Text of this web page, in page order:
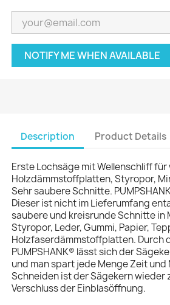
NOTIFY ME WHEN AVAILABLE
Description Product Details
Erste Lochsäge mit Wellenschliff
Holzdämmstoffplatten, Styropor,
Sehr saubere Schnitte.
Dieser ist nicht im Lieferumfang
saubere und kreisrunde Schnitte in
Styropor, Leder, Gummi, Papier,
Holzfaserdämmstoffplatten. Durch
PUMPSHANK® lässt sich der
und man spart jede Menge Zeit
Schneiden ist der Sägekern wieder
Verschluss der Einblasöffnung.